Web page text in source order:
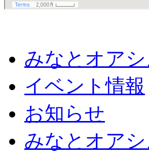
みなとオア
イベント情報
お知らせ
みなとオア